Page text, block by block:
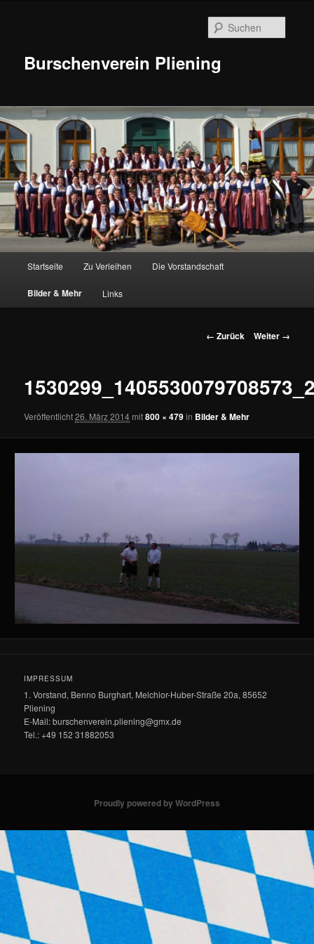
Burschenverein Pliening
Zum
Inhalt
Startseite Zu Verleihen Die Vorstandschaft
Bilder & Mehr Links
Bilder-
← Zurück Weiter →
Veröffentlicht26. März 2014 mit800 × 479in Bilder & Mehr
IMPRESSUM
1. Vorstand, Benno Burghart, Melchior-Huber-Straße 20a, 85652
Pliening
E-Mail: burschenverein.pliening@gmx.de
Tel.: +49 152 31882053
Proudly powered by WordPress